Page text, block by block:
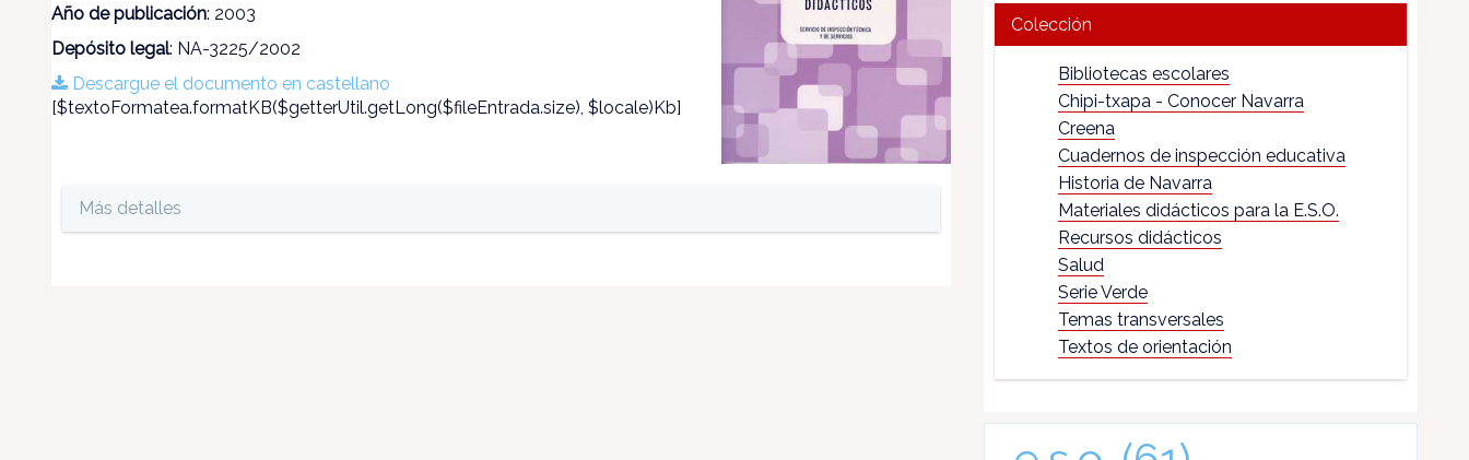
Año de publicación: 2003
Depósito legal: NA-3225/2002
Descargue el documento en castellano
[$textoFormatea.formatKB($getterUtil.getLong($fileEntrada.size), $locale)Kb]
Más detalles
Colección
Bibliotecas escolares
Chipi-txapa - Conocer Navarra
Creena
Cuadernos de inspección educativa
Historia de Navarra
Materiales didácticos para la E.S.O.
Recursos didácticos
Salud
Serie Verde
Temas transversales
Textos de orientación